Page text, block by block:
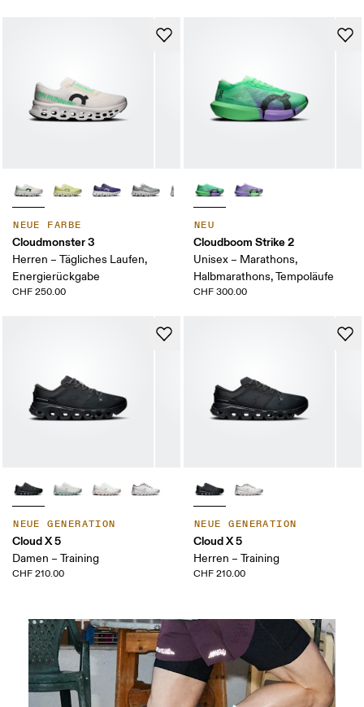
NEUE FARBE
Cloudmonster 3
Herren – Tägliches Laufen,
Energierückgabe
CHF 250.00
NEU
Cloudboom Strike 2
Unisex – Marathons,
Halbmarathons, Tempoläufe
CHF 300.00
NEUE GENERATION
Cloud X 5
Damen – Training
CHF 210.00
NEUE GENERATION
Cloud X 5
Herren – Training
CHF 210.00